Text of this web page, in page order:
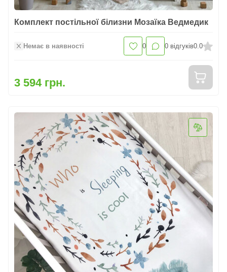
Комплект постільної білизни Мозаїка Ведмедик
Немає в наявності 0 0 відгуків0.0
3 594 грн.